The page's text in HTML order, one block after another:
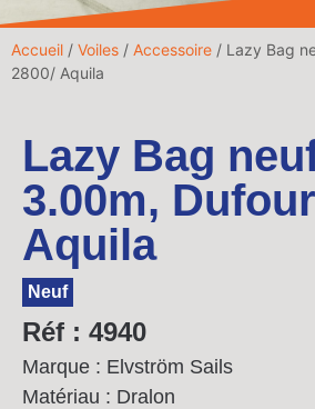
Accueil / Voiles / Accessoire / Lazy Bag
2800/ Aquila
Lazy Bag
3.00m,
Aquila
Neuf
Réf : 4940
Marque : Elvström Sails
Matériau : Dralon